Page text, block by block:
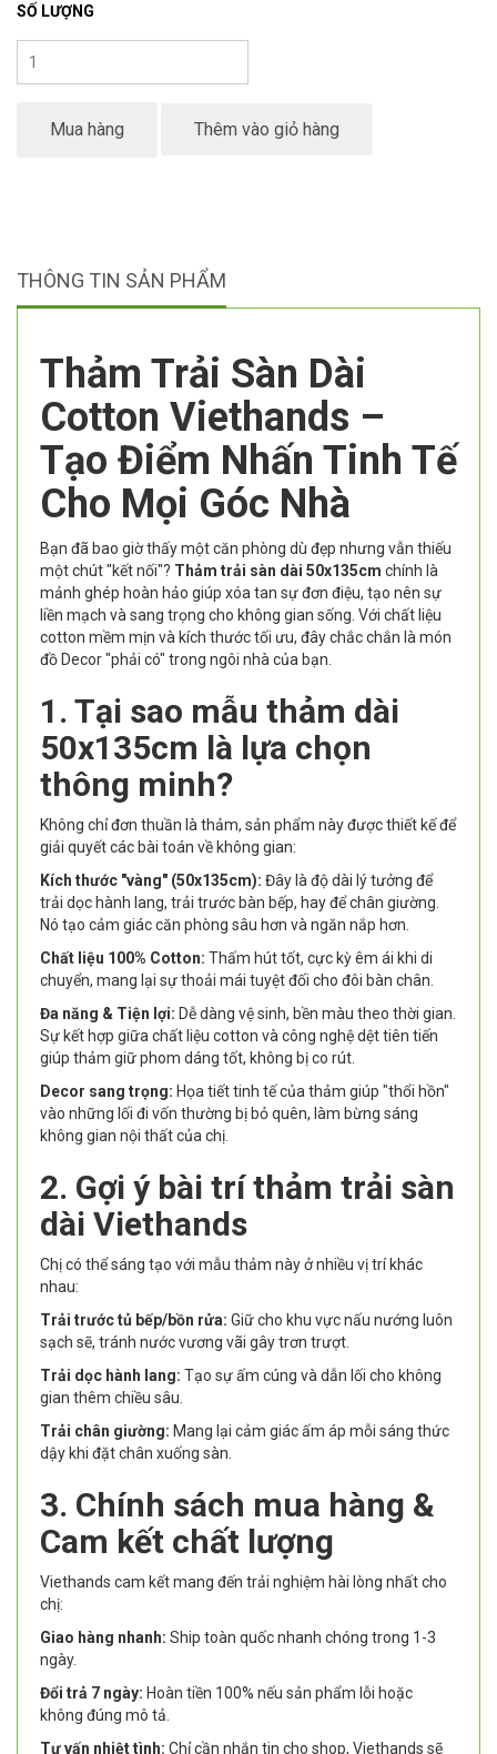
SỐ LƯỢNG
Mua hàng Thêm vào giỏ hàng
THÔNG TIN SẢN PHẨM
Thảm Trải Sàn Dài
Cotton Viethands –
Tạo Điểm Nhấn Tinh Tế
Cho Mọi Góc Nhà
Bạn đã bao giờ thấy một căn phòng dù đẹp nhưng vẫn thiếu
một chút "kết nối"? Thảm trải sàn dài 50x135cm chính là
mảnh ghép hoàn hảo giúp xóa tan sự đơn điệu, tạo nên sự
liền mạch và sang trọng cho không gian sống. Với chất liệu
cotton mềm mịn và kích thước tối ưu, đây chắc chắn là món
đồ Decor "phải có" trong ngôi nhà của bạn.
1. Tại sao mẫu thảm dài
50x135cm là lựa chọn
thông minh?
Không chỉ đơn thuần là thảm, sản phẩm này được thiết kế để
giải quyết các bài toán về không gian:
Kích thước "vàng" (50x135cm): Đây là độ dài lý tưởng để
trải dọc hành lang, trải trước bàn bếp, hay để chân giường.
Nó tạo cảm giác căn phòng sâu hơn và ngăn nắp hơn.
Chất liệu 100% Cotton: Thấm hút tốt, cực kỳ êm ái khi di
chuyển, mang lại sự thoải mái tuyệt đối cho đôi bàn chân.
Đa năng & Tiện lợi: Dễ dàng vệ sinh, bền màu theo thời gian.
Sự kết hợp giữa chất liệu cotton và công nghệ dệt tiên tiến
giúp thảm giữ phom dáng tốt, không bị co rút.
Decor sang trọng: Họa tiết tinh tế của thảm giúp "thổi hồn"
vào những lối đi vốn thường bị bỏ quên, làm bừng sáng
không gian nội thất của chị.
2. Gợi ý bài trí thảm trải sàn
dài Viethands
Chị có thể sáng tạo với mẫu thảm này ở nhiều vị trí khác
nhau:
Trải trước tủ bếp/bồn rửa: Giữ cho khu vực nấu nướng luôn
sạch sẽ, tránh nước vương vãi gây trơn trượt.
Trải dọc hành lang: Tạo sự ấm cúng và dẫn lối cho không
gian thêm chiều sâu.
Trải chân giường: Mang lại cảm giác ấm áp mỗi sáng thức
dậy khi đặt chân xuống sàn.
3. Chính sách mua hàng &
Cam kết chất lượng
Viethands cam kết mang đến trải nghiệm hài lòng nhất cho
chị:
Giao hàng nhanh: Ship toàn quốc nhanh chóng trong 1-3
ngày.
Đổi trả 7 ngày: Hoàn tiền 100% nếu sản phẩm lỗi hoặc
không đúng mô tả.
Tư vấn nhiệt tình: Chỉ cần nhắn tin cho shop, Viethands sẽ